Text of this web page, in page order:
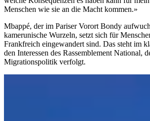
Menschen wie sie an die Macht kommen.»
Mbappé, der im Pariser Vorort Bondy
kamerunische Wurzeln, setzt sich für
Frankfreich eingewandert sind. Das steht im
den Interessen des Rassemblement National,
Migrationspolitik verfolgt.